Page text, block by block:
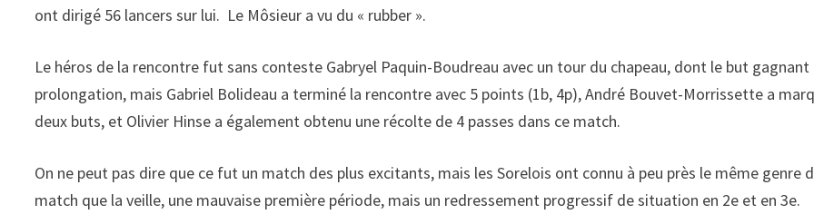
ont dirigé 56 lancers sur lui. Le Môsieur a vu du « rubber ».
Le héros de la rencontre fut sans conteste Gabryel Paquin-Boudreau avec un tour du chapeau, dont le but gagnant
prolongation, mais Gabriel Bolideau a terminé la rencontre avec 5 points (1b, 4p), André Bouvet-Morrissette a
deux buts, et Olivier Hinse a également obtenu une récolte de 4 passes dans ce match.
On ne peut pas dire que ce fut un match des plus excitants, mais les Sorelois ont connu à peu près le même genre
match que la veille, une mauvaise première période, mais un redressement progressif de situation en 2e et en 3e.